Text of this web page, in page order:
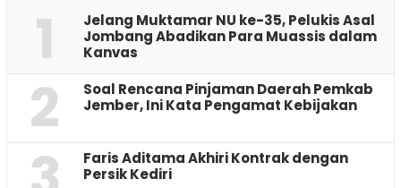
1
Jelang Muktamar NU ke-35, Pelukis Asal
Jombang Abadikan Para Muassis dalam
Kanvas
2
‎Soal Rencana Pinjaman Daerah Pemkab
Jember, Ini Kata Pengamat Kebijakan ‎
Faris Aditama Akhiri Kontrak dengan
Persik Kediri